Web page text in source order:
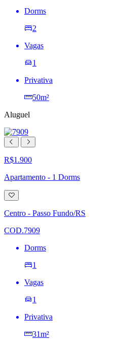
Dorms
2
Vagas
1
Privativa
50m²
Aluguel
R$1.900
Apartamento - 1 Dorms
Adicionar
à
lista
de
Centro - Passo Fundo/RS
COD.7909
Dorms
1
Vagas
1
Privativa
31m²